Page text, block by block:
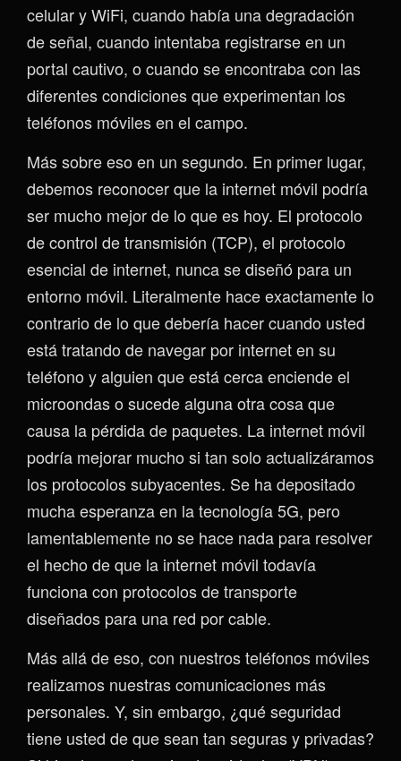
celular y WiFi, cuando había una degradación
de señal, cuando intentaba registrarse en un
portal cautivo, o cuando se encontraba con las
diferentes condiciones que experimentan los
teléfonos móviles en el campo.
Más sobre eso en un segundo. En primer lugar,
debemos reconocer que la internet móvil podría
ser mucho mejor de lo que es hoy. El protocolo
de control de transmisión (TCP), el protocolo
esencial de internet, nunca se diseñó para un
entorno móvil. Literalmente hace exactamente lo
contrario de lo que debería hacer cuando usted
está tratando de navegar por internet en su
teléfono y alguien que está cerca enciende el
microondas o sucede alguna otra cosa que
causa la pérdida de paquetes. La internet móvil
podría mejorar mucho si tan solo actualizáramos
los protocolos subyacentes. Se ha depositado
mucha esperanza en la tecnología 5G, pero
lamentablemente no se hace nada para resolver
el hecho de que la internet móvil todavía
funciona con protocolos de transporte
diseñados para una red por cable.
Más allá de eso, con nuestros teléfonos móviles
realizamos nuestras comunicaciones más
personales. Y, sin embargo, ¿qué seguridad
tiene usted de que sean tan seguras y privadas?